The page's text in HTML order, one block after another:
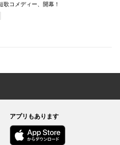
コメディー、開幕！
アプリもあります